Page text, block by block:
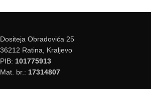
Dositeja Obradovića 25
36212 Ratina, Kraljevo
PIB: 101775913
Mat. br.: 17314807